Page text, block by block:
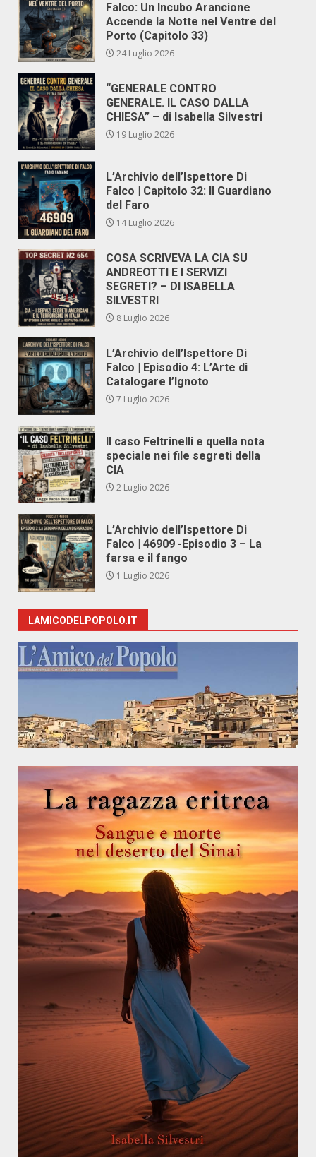
Falco: Un Incubo Arancione
Accende la Notte nel Ventre del
Porto (Capitolo 33)
24 Luglio 2026
“GENERALE CONTRO
GENERALE. IL CASO DALLA
CHIESA” – di Isabella Silvestri
19 Luglio 2026
L’Archivio dell’Ispettore Di
Falco | Capitolo 32: Il Guardiano
del Faro
14 Luglio 2026
COSA SCRIVEVA LA CIA SU
ANDREOTTI E I SERVIZI
SEGRETI? – DI ISABELLA
SILVESTRI
8 Luglio 2026
L’Archivio dell’Ispettore Di
Falco | Episodio 4: L’Arte di
Catalogare l’Ignoto
7 Luglio 2026
Il caso Feltrinelli e quella nota
speciale nei file segreti della
CIA
2 Luglio 2026
L’Archivio dell’Ispettore Di
Falco | 46909 -Episodio 3 – La
farsa e il fango
1 Luglio 2026
LAMICODELPOPOLO.IT